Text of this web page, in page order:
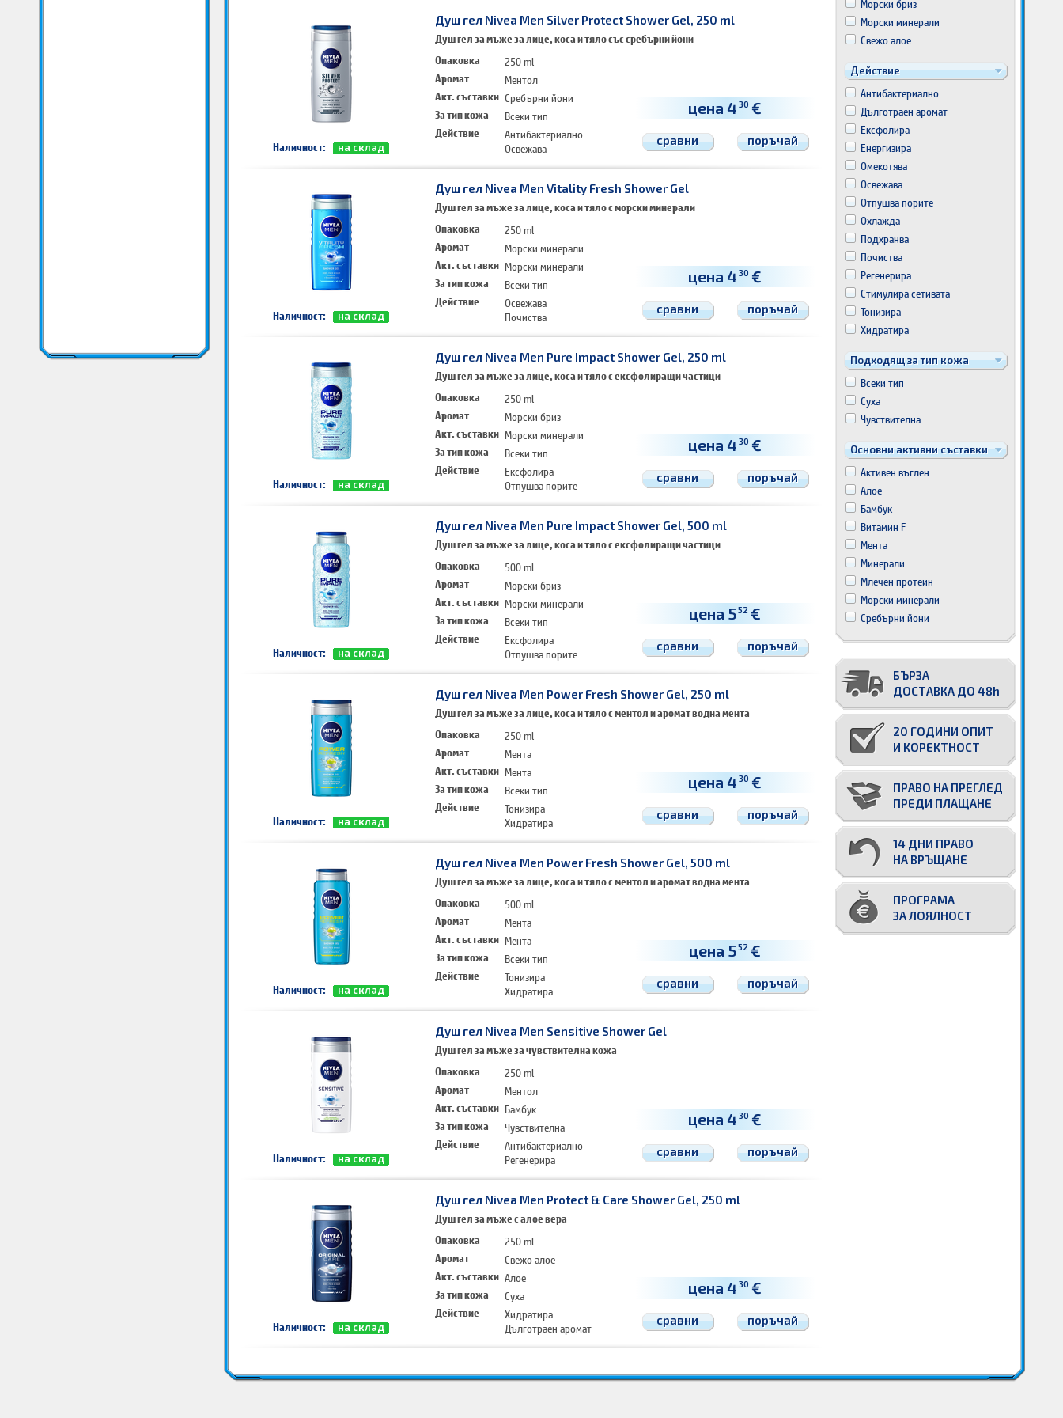
Наличност: на склад
Душ гел Nivea Men Silver Protect Shower Gel, 250 ml
Душ гел за мъже за лице, коса и тяло със сребърни йони
Опаковка
250 ml
Аромат
Ментол
Акт. съставки Сребърни йони
За тип кожа
Всеки тип
Действие
Антибактериално
Освежава
цена 4 30 €
сравни поръчай
Наличност: на склад
Душ гел Nivea Men Vitality Fresh Shower Gel
Душ гел за мъже за лице, коса и тяло с морски минерали
Опаковка
250 ml
Аромат
Морски минерали
Акт. съставки Морски минерали
За тип кожа
Всеки тип
Действие
Освежава
Почиства
цена 4 30 €
сравни поръчай
Наличност: на склад
Душ гел Nivea Men Pure Impact Shower Gel, 250 ml
Душ гел за мъже за лице, коса и тяло с ексфолиращи частици
Опаковка
250 ml
Аромат
Морски бриз
Акт. съставки Морски минерали
За тип кожа
Всеки тип
Действие
Ексфолира
Отпушва порите
цена 4 30 €
сравни поръчай
Наличност: на склад
Душ гел Nivea Men Pure Impact Shower Gel, 500 ml
Душ гел за мъже за лице, коса и тяло с ексфолиращи частици
Опаковка
500 ml
Аромат
Морски бриз
Акт. съставки Морски минерали
За тип кожа
Всеки тип
Действие
Ексфолира
Отпушва порите
цена 552 €
сравни поръчай
Наличност: на склад
Душ гел Nivea Men Power Fresh Shower Gel, 250 ml
Душ гел за мъже за лице, коса и тяло с ментол и аромат водна мента
Опаковка
250 ml
Аромат
Мента
Акт. съставки Мента
За тип кожа
Всеки тип
Действие
Тонизира
Хидратира
цена 4 30 €
сравни поръчай
Наличност: на склад
Душ гел Nivea Men Power Fresh Shower Gel, 500 ml
Душ гел за мъже за лице, коса и тяло с ментол и аромат водна мента
Опаковка
500 ml
Аромат
Мента
Акт. съставки Мента
За тип кожа
Всеки тип
Действие
Тонизира
Хидратира
цена 552 €
сравни поръчай
Наличност: на склад
Душ гел Nivea Men Sensitive Shower Gel
Душ гел за мъже за чувствителна кожа
Опаковка
250 ml
Аромат
Ментол
Акт. съставки Бамбук
За тип кожа
Чувствителна
Действие
Антибактериално
Регенерира
цена 4 30 €
сравни поръчай
Наличност: на склад
Душ гел Nivea Men Protect & Care Shower Gel, 250 ml
Душ гел за мъже с алое вера
Опаковка
250 ml
Аромат
Свежо алое
Акт. съставки Алое
За тип кожа
Суха
Действие
Хидратира
Дълготраен аромат
цена 4 30 €
сравни поръчай
Морски минерали
Свежо алое
Действие
Антибактериално
Дълготраен аромат
Ексфолира
Енергизира
Омекотява
Освежава
Отпушва порите
Охлажда
Подхранва
Почиства
Регенерира
Стимулира сетивата
Тонизира
Хидратира
Подходящ за тип кожа
Всеки тип
Суха
Чувствителна
Основни активни съставки
Активен въглен
Алое
Бамбук
Витамин F
Мента
Минерали
Млечен протеин
Морски минерали
Сребърни йони
БЪРЗА
ДОСТАВКА ДО 48h
20 ГОДИНИ ОПИТ
И КОРЕКТНОСТ
ПРАВО НА ПРЕГЛЕД
ПРЕДИ ПЛАЩАНЕ
14 ДНИ ПРАВО
НА ВРЪЩАНЕ
ПРОГРАМА
ЗА ЛОЯЛНОСТ